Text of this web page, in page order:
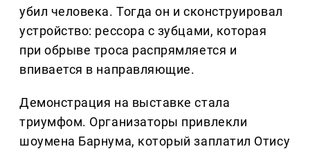
убил человека. Тогда он и сконструировал
устройство: рессора с зубцами, которая
при обрыве троса распрямляется и
впивается в направляющие.
Демонстрация на выставке стала
триумфом. Организаторы привлекли
шоумена Барнума, который заплатил Отису